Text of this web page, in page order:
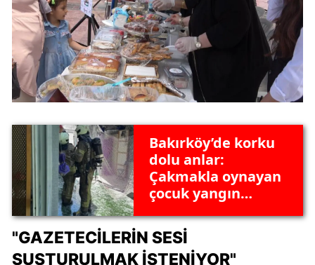
Bakırköy’de korku
dolu anlar:
Çakmakla oynayan
çocuk yangın
"GAZETECILERIN SESI
SUSTURULMAK İSTENIYOR"